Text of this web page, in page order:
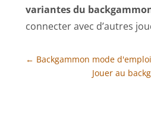
variantes du
connecter avec d’autres
← Backgammon mode d'emploi
Jouer au